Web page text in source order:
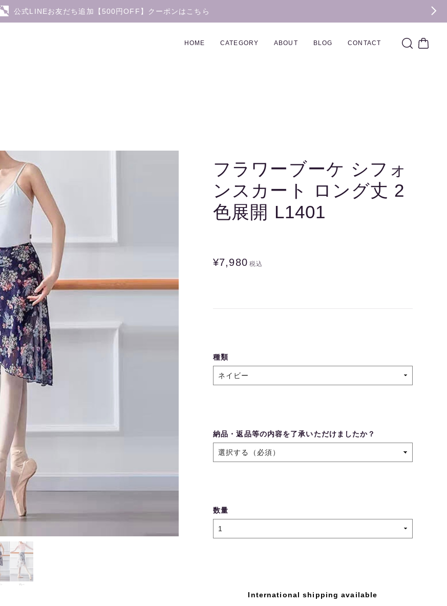
公式LINEお友だち追加【500円OFF】クーポンはこちら
HOME CATEGORY ABOUT BLOG CONTACT
フラワーブーケ シフォ
ンスカート ロング丈 2
色展開 L1401
¥7,980 税込
種類
納品・返品等の内容を了承いただけましたか？
数量
International shipping available